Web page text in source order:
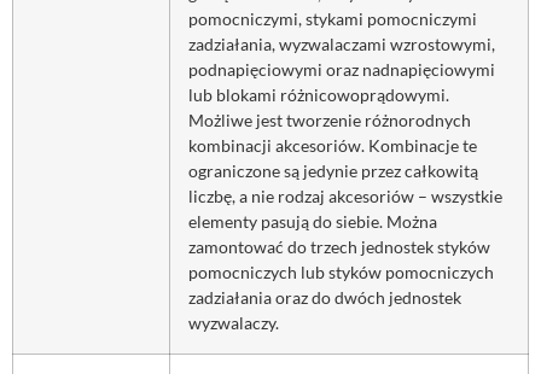
pomocniczymi, stykami pomocniczymi
zadziałania, wyzwalaczami wzrostowymi,
podnapięciowymi oraz nadnapięciowymi
lub blokami różnicowoprądowymi.
Możliwe jest tworzenie różnorodnych
kombinacji akcesoriów. Kombinacje te
ograniczone są jedynie przez całkowitą
liczbę, a nie rodzaj akcesoriów – wszystkie
elementy pasują do siebie. Można
zamontować do trzech jednostek styków
pomocniczych lub styków pomocniczych
zadziałania oraz do dwóch jednostek
wyzwalaczy.